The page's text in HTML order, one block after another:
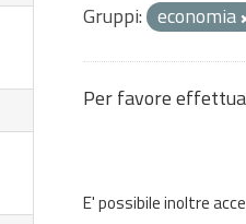
Gruppi: economia
Per favore
E' possibile inoltre